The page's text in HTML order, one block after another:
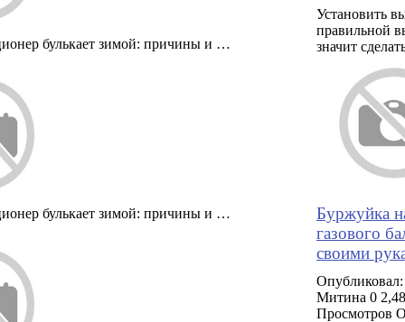
булькает зимой: причины и …
булькает зимой: причины и …
Установить
правильной
значит
Буржуйка
газового
своими
Митина 0
Просмотров